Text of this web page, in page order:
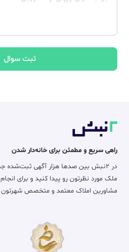
ثبت سوال
راهی سریع و مطمئن برای خانه‌دار شدن
در ۲نبش بین صدها هزار آگهی
ملک مورد نظرتون رو پیدا کنید و برای
مشاورین املاک معتمد و متخصص شهرتون